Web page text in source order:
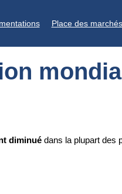
Place des marchés
diminué dans la plupart des